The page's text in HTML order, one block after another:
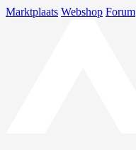
Marktplaats Webshop Forum